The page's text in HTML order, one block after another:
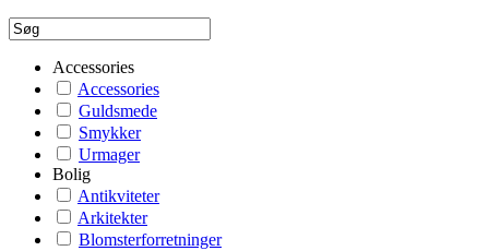
Accessories
Accessories
Guldsmede
Smykker
Urmager
Bolig
Antikviteter
Arkitekter
Blomsterforretninger